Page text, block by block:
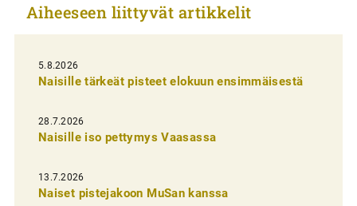
e
i
e
n
s
e
l
Aiheeseen liittyvät artikkelit
5.8.2026
Naisille tärkeät pisteet elokuun ensimmäisestä
28.7.2026
Naisille iso pettymys Vaasassa
13.7.2026
Naiset pistejakoon MuSan kanssa